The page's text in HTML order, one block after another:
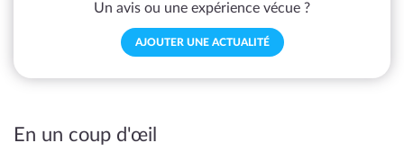
Un avis ou une expérience vécue ?
AJOUTER UNE ACTUALITÉ
En un coup d'œil